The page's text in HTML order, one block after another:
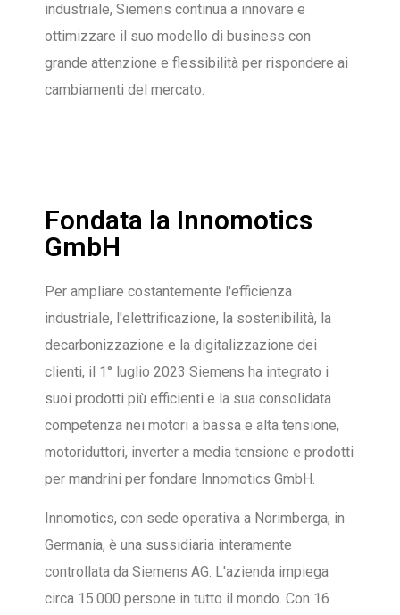
industriale, Siemens continua a innovare e
ottimizzare il suo modello di business con
grande attenzione e flessibilità per rispondere ai
cambiamenti del mercato.
Fondata la Innomotics
GmbH
Per ampliare costantemente l'efficienza
industriale, l'elettrificazione, la sostenibilità, la
decarbonizzazione e la digitalizzazione dei
clienti, il 1° luglio 2023 Siemens ha integrato i
suoi prodotti più efficienti e la sua consolidata
competenza nei motori a bassa e alta tensione,
motoriduttori, inverter a media tensione e prodotti
per mandrini per fondare Innomotics GmbH.
Innomotics, con sede operativa a Norimberga, in
Germania, è una sussidiaria interamente
controllata da Siemens AG. L'azienda impiega
circa 15.000 persone in tutto il mondo. Con 16